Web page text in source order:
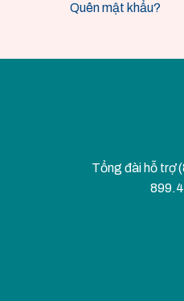
Quên mật khẩu?
Tổng đài hỗ trợ